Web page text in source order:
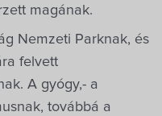
magának.
Nemzeti Parknak, és
felvett
A gyógy,- a
továbbá a